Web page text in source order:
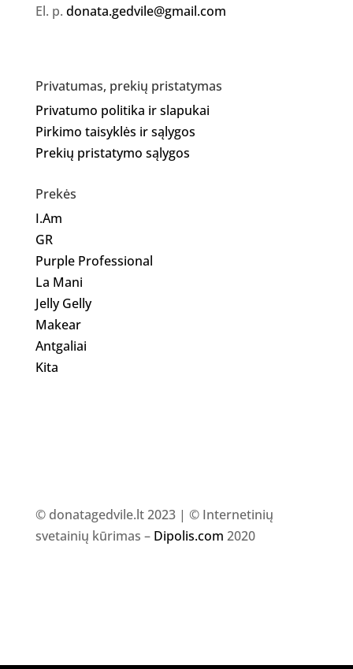
El. p. donata.gedvile@gmail.com
Privatumas, prekių pristatymas
Privatumo politika ir slapukai
Pirkimo taisyklės ir sąlygos
Prekių pristatymo sąlygos
Prekės
I.Am
GR
Purple Professional
La Mani
Jelly Gelly
Makear
Antgaliai
Kita
© donatagedvile.lt 2023 | © Internetinių
svetainių kūrimas – Dipolis.com 2020